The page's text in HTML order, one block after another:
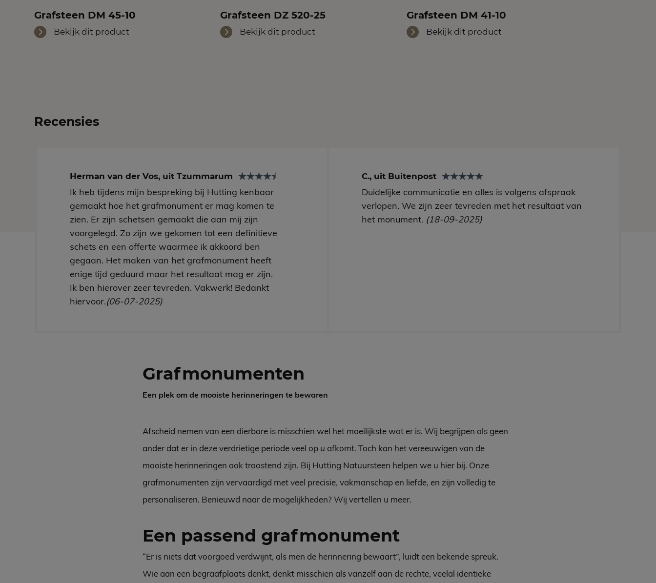
Grafsteen DM 45-10
Bekijk dit product
Grafsteen DZ 520-25
Bekijk dit product
Grafsteen DM 41-10
Bekijk dit product
Recensies
Herman van der Vos, uit Tzummarum
Ik heb tijdens mijn bespreking bij Hutting kenbaar
gemaakt hoe het grafmonument er mag komen te
zien. Er zijn schetsen gemaakt die aan mij zijn
voorgelegd. Zo zijn we gekomen tot een definitieve
schets en een offerte waarmee ik akkoord ben
gegaan. Het maken van het grafmonument heeft
enige tijd geduurd maar het resultaat mag er zijn.
Ik ben hierover zeer tevreden. Vakwerk! Bedankt
hiervoor.(06-07-2025)
C., uit Buitenpost
Duidelijke communicatie en alles is volgens afspraak
verlopen. We zijn zeer tevreden met het resultaat van
het monument. (18-09-2025)
Grafmonumenten
Een plek om de mooiste herinneringen te bewaren
Afscheid nemen van een dierbare is misschien wel het moeilijkste wat er is. Wij begrijpen als geen
ander dat er in deze verdrietige periode veel op u afkomt. Toch kan het vereeuwigen van de
mooiste herinneringen ook troostend zijn. Bij Hutting Natuursteen helpen we u hier bij. Onze
grafmonumenten zijn vervaardigd met veel precisie, vakmanschap en liefde, en zijn volledig te
personaliseren. Benieuwd naar de mogelijkheden? Wij vertellen u meer.
Een passend grafmonument
“Er is niets dat voorgoed verdwijnt, als men de herinnering bewaart”, luidt een bekende spreuk.
Wie aan een begraafplaats denkt, denkt misschien als vanzelf aan de rechte, veelal identieke